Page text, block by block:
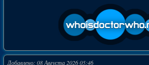
Добавлено: 08 Августа 2026 05:46